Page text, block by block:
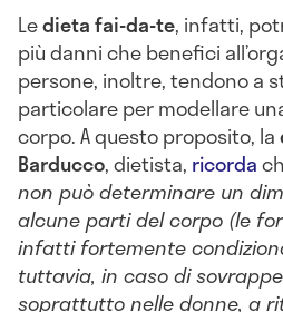
Ledieta fai-da-te, infatti,
più danni che benefici
persone, inoltre, tendono a
particolare per modellare
corpo. A questo proposito, la
Barducco, dietista, ricorda
non può determinare un
alcune parti del corpo (le
infatti fortemente
tuttavia, in caso di
soprattutto nelle donne, a